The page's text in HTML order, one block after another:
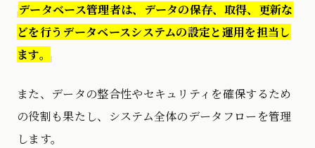
データベース管理者は、データの保存、取得、更新な
どを行うデータベースシステムの設定と運用を担当し
ます。
また、データの整合性やセキュリティを確保するため
の役割も果たし、システム全体のデータフローを管理
します。